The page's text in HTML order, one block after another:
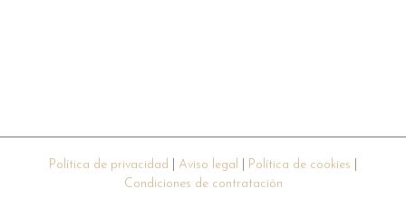
Política de privacidad Aviso legal Política de cookies
Condiciones de contratación